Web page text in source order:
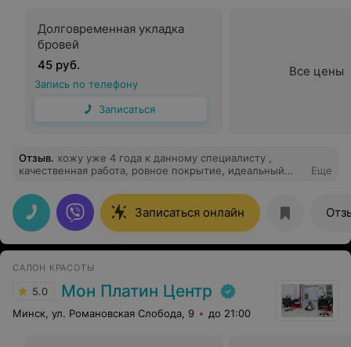
Долговременная укладка
бровей
45 руб.
Запись по телефону
Записаться
Все цены
Отзыв. хожу уже 4 года к данному специалисту ,
качественная работа, ровное покрытие, идеальный
Еще
Записаться онлайн
САЛОН КРАСОТЫ
5.0 Мон Платин Центр
Минск, ул. Романовская Слобода, 9 до 21:00